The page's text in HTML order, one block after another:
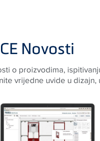
Novosti
vrijedne uvide u